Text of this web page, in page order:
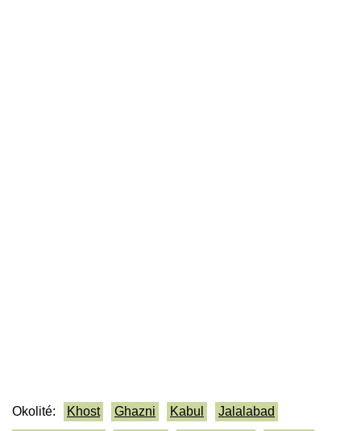
Okolité: Khost Ghazni Kabul
Jalalabad